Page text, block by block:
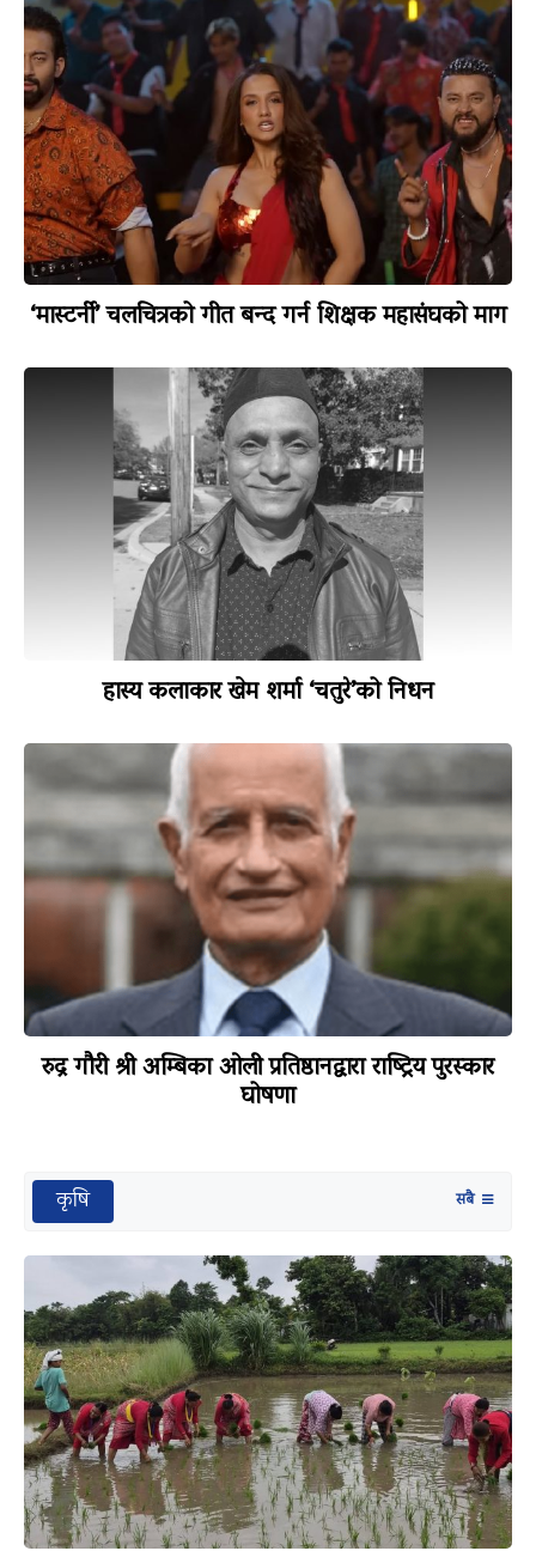
‘मास्टर्नी’ चलचित्रको गीत बन्द गर्न शिक्षक महासंघको माग
हास्य कलाकार खेम शर्मा ‘चतुरे’को निधन
रुद्र गौरी श्री अम्बिका ओली प्रतिष्ठानद्वारा राष्ट्रिय पुरस्कार
घोषणा
कृषि सबै